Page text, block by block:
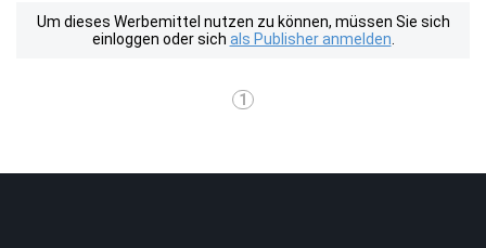
Um dieses Werbemittel nutzen zu können, müssen Sie sich
einloggen oder sich als Publisher anmelden
1